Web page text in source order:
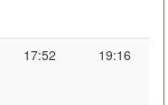
17:52 19:16